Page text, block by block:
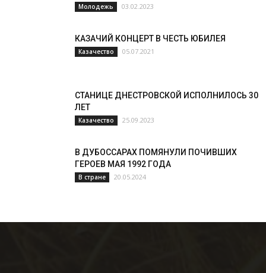
Молодежь 03.02.2023
КАЗАЧИЙ КОНЦЕРТ В ЧЕСТЬ ЮБИЛЕЯ
Казачество 05.07.2021
СТАНИЦЕ ДНЕСТРОВСКОЙ ИСПОЛНИЛОСЬ 30
ЛЕТ
Казачество 25.09.2023
В ДУБОССАРАХ ПОМЯНУЛИ ПОЧИВШИХ
ГЕРОЕВ МАЯ 1992 ГОДА
В стране 20.05.2024